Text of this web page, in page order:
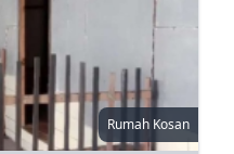
Rumah Kosan